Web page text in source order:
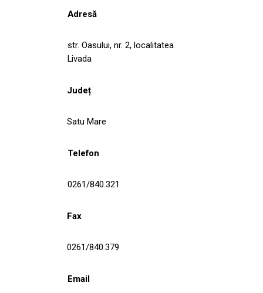
Adresă
str. Oasului, nr. 2, localitatea
Livada
Județ
Satu Mare
Telefon
0261/840.321
Fax
0261/840.379
Email